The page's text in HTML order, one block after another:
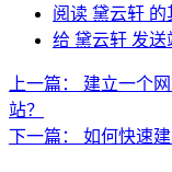
阅读 黛云轩 的
给 黛云轩 发送
上一篇：
建立一个
站？
下一篇：
如何快速